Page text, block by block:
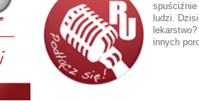
spuściźnie
ludzi.
innych